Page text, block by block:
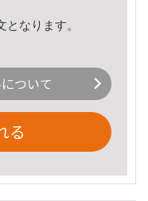
なります。
ついて
る